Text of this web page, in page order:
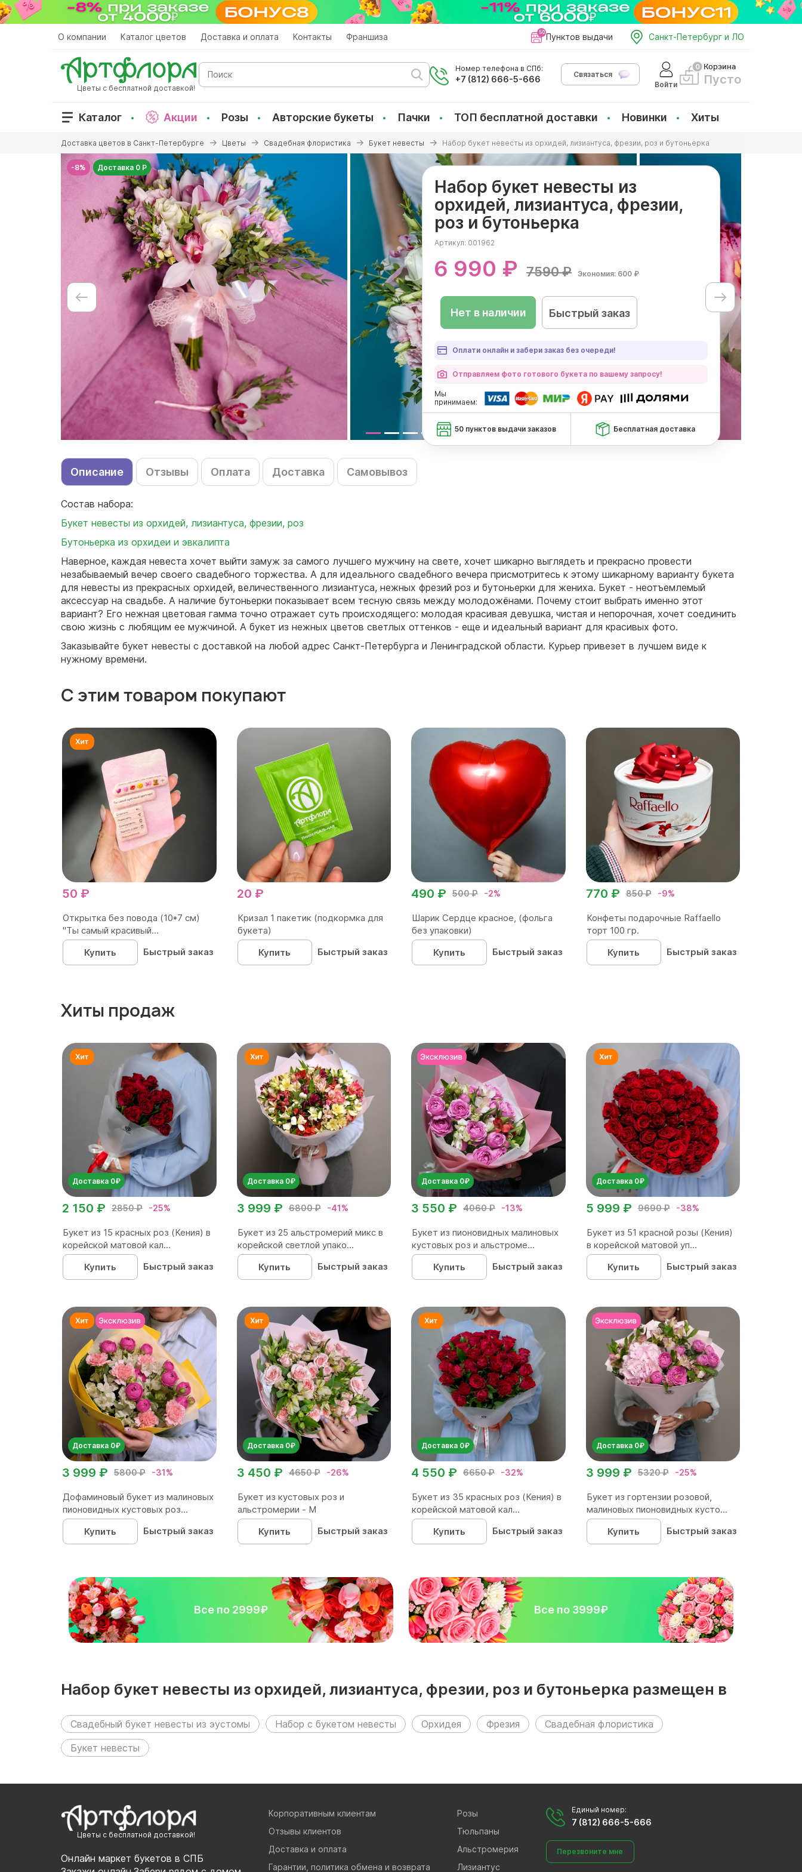
Перейти
к
О компании Каталог цветов Доставка и оплата Контакты Франшиза Пунктов выдачи Санкт-Петербург и ЛО
Цветы с бесплатной доставкой!
Поиск
Номер телефона в СПб:
+7 (812) 666-5-666
Связаться
Войти
Корзина
Пусто
Каталог Акции Розы Авторские букеты Пачки ТОП бесплатной доставки Новинки Хиты
здесь
Доставка цветов в Санкт-Петербурге Цветы Свадебная флористика Букет невесты Набор букет невесты из орхидей, лизиантуса, фрезии, роз и бутоньерка
-8% Доставка 0 Р
Набор букет невесты из
орхидей, лизиантуса, фрезии,
роз и бутоньерка
Артикул: 001962
6 990 ₽ 7590 ₽ Экономия: 600 ₽
Нет в наличии Быстрый заказ
Оплати онлайн и забери заказ без очереди!
Отправляем фото готового букета по вашему запросу!
Мы
принимаем:
50 пунктов выдачи заказов Бесплатная доставка
Описание Отзывы Оплата Доставка Самовывоз
Состав набора:
Букет невесты из орхидей, лизиантуса, фрезии, роз
Бутоньерка из орхидеи и эвкалипта
Наверное, каждая невеста хочет выйти замуж за самого лучшего мужчину на свете, хочет шикарно выглядеть и прекрасно провести
незабываемый вечер своего свадебного торжества. А для идеального свадебного вечера присмотритесь к этому шикарному варианту букета
для невесты из прекрасных орхидей, величественного лизиантуса, нежных фрезий роз и бутоньерки для жениха. Букет - неотъемлемый
аксессуар на свадьбе. А наличие бутоньерки показывает всем тесную связь между молодожёнами. Почему стоит выбрать именно этот
вариант? Его нежная цветовая гамма точно отражает суть происходящего: молодая красивая девушка, чистая и непорочная, хочет соединить
свою жизнь с любящим ее мужчиной. А букет из нежных цветов светлых оттенков - еще и идеальный вариант для красивых фото.
Заказывайте букет невесты с доставкой на любой адрес Санкт-Петербурга и Ленинградской области. Курьер привезет в лучшем виде к
нужному времени.
С этим товаром покупают
50 ₽
Открытка без повода (10*7 см)
"Ты самый красивый...
Купить
Быстрый заказ
20 ₽
Кризал 1 пакетик (подкормка для
букета)
Купить
Быстрый заказ
500 ₽ -2%
490 ₽
Шарик Сердце красное, (фольга
без упаковки)
Купить
Быстрый заказ
850 ₽ -9%
770 ₽
Конфеты подарочные Raffaello
торт 100 гр.
Купить
Быстрый заказ
Хиты продаж
Доставка 0₽
2850 ₽ -25%
2 150 ₽
Букет из 15 красных роз (Кения) в
корейской матовой кал...
Купить
Быстрый заказ
Доставка 0₽
6800 ₽ -41%
3 999 ₽
Букет из 25 альстромерий микс в
корейской светлой упако...
Купить
Быстрый заказ
Доставка 0₽
4060 ₽ -13%
3 550 ₽
Букет из пионовидных малиновых
кустовых роз и альстроме...
Купить
Быстрый заказ
Доставка 0₽
9690 ₽ -38%
5 999 ₽
Букет из 51 красной розы (Кения)
в корейской матовой уп...
Купить
Быстрый заказ
Доставка 0₽
5800 ₽ -31%
3 999 ₽
Дофаминовый букет из малиновых
пионовидных кустовых роз...
Купить
Быстрый заказ
Доставка 0₽
4650 ₽ -26%
3 450 ₽
Букет из кустовых роз и
альстромерии - М
Купить
Быстрый заказ
Доставка 0₽
6650 ₽ -32%
4 550 ₽
Букет из 35 красных роз (Кения) в
корейской матовой кал...
Купить
Быстрый заказ
Доставка 0₽
5320 ₽ -25%
3 999 ₽
Букет из гортензии розовой,
малиновых пионовидных кусто...
Купить
Быстрый заказ
Все по 2999₽ Все по 3999₽
Набор букет невесты из орхидей, лизиантуса, фрезии, роз и бутоньерка размещен в
следующих разделах:
Свадебный букет невесты из эустомы Набор с букетом невесты Орхидея Фрезия
Свадебная флористика
Букет невесты
Цветы с бесплатной доставкой!
Онлайн маркет букетов в СПБ
Корпоративным клиентам
Отзывы клиентов
Доставка и оплата
Гарантии, политика обмена и возврата
Розы
Тюльпаны
Альстромерия
Лизиантус
Единый номер:
7 (812) 666-5-666
Перезвоните мне